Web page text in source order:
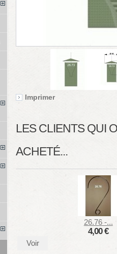
Imprimer
LES CLIENTS QUI
ACHETÉ...
26.76 -...
4,00 €
Voir